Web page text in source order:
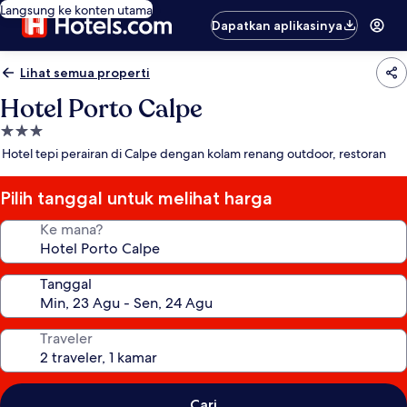
Langsung ke konten utama
Dapatkan aplikasinya
Lihat semua properti
Hotel Porto Calpe
Properti
bintang
Hotel tepi perairan di Calpe dengan kolam renang outdoor, restoran
Pilih tanggal untuk melihat harga
Ke mana?
Tanggal
Traveler